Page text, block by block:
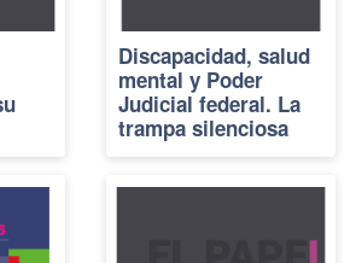
Discapacidad, salud
mental y Poder
Judicial federal. La
trampa silenciosa